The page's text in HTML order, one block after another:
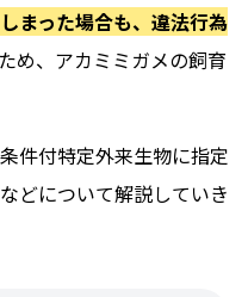
まった場合も、違法行為
め、アカミミガメの飼育
件付特定外来生物に指定
どについて解説していき